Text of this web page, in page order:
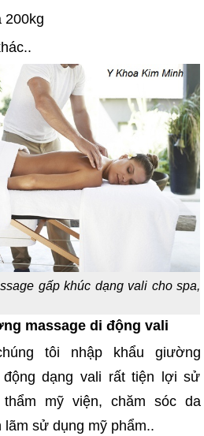
200kg
gấp khúc dạng vali cho spa,
massage di động vali
tôi nhập khẩu giường
động dạng vali rất tiện lợi sử
mỹ viện, chăm sóc da
lãm sử dụng mỹ phẩm..